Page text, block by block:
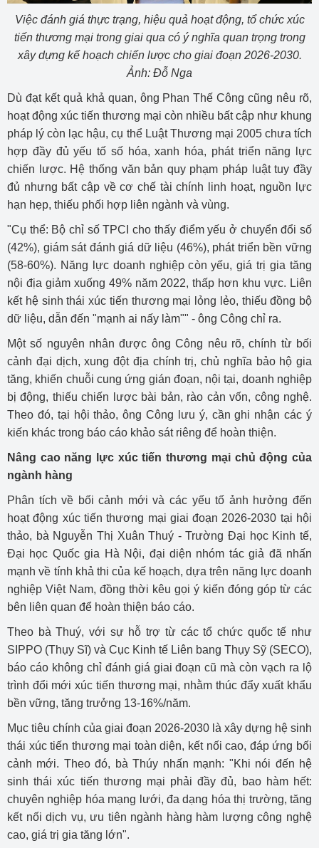
Việc đánh giá thực trạng, hiệu quả hoạt động, tổ chức xúc
tiến thương mại trong giai qua có ý nghĩa quan trọng trong
xây dựng kế hoạch chiến lược cho giai đoạn 2026-2030.
Ảnh: Đỗ Nga
Dù đạt kết quả khả quan, ông Phan Thế Công cũng nêu rõ,
hoạt động xúc tiến thương mại còn nhiều bất cập như khung
pháp lý còn lạc hậu, cụ thể Luật Thương mại 2005 chưa tích
hợp đầy đủ yếu tố số hóa, xanh hóa, phát triển năng lực
chiến lược. Hệ thống văn bản quy phạm pháp luật tuy đầy
đủ nhưng bất cập về cơ chế tài chính linh hoạt, nguồn lực
hạn hẹp, thiếu phối hợp liên ngành và vùng.
"Cụ thể: Bộ chỉ số TPCI cho thấy điểm yếu ở chuyển đổi số
(42%), giám sát đánh giá dữ liệu (46%), phát triển bền vững
(58-60%). Năng lực doanh nghiệp còn yếu, giá trị gia tăng
nội địa giảm xuống 49% năm 2022, thấp hơn khu vực. Liên
kết hệ sinh thái xúc tiến thương mại lỏng lẻo, thiếu đồng bộ
dữ liệu, dẫn đến "mạnh ai nấy làm"" - ông Công chỉ ra.
Một số nguyên nhân được ông Công nêu rõ, chính từ bối
cảnh đại dịch, xung đột địa chính trị, chủ nghĩa bảo hộ gia
tăng, khiến chuỗi cung ứng gián đoạn, nội tại, doanh nghiệp
bị động, thiếu chiến lược bài bản, rào cản vốn, công nghệ.
Theo đó, tại hội thảo, ông Công lưu ý, cần ghi nhận các ý
kiến khác trong báo cáo khảo sát riêng để hoàn thiện.
Nâng cao năng lực xúc tiến thương mại chủ động của
ngành hàng
Phân tích về bối cảnh mới và các yếu tố ảnh hưởng đến
hoạt động xúc tiến thương mại giai đoạn 2026-2030 tại hội
thảo, bà Nguyễn Thị Xuân Thuý - Trường Đại học Kinh tế,
Đại học Quốc gia Hà Nội, đại diện nhóm tác giả đã nhấn
mạnh về tính khả thi của kế hoạch, dựa trên năng lực doanh
nghiệp Việt Nam, đồng thời kêu gọi ý kiến đóng góp từ các
bên liên quan để hoàn thiện báo cáo.
Theo bà Thuý, với sự hỗ trợ từ các tổ chức quốc tế như
SIPPO (Thụy Sĩ) và Cục Kinh tế Liên bang Thụy Sỹ (SECO),
báo cáo không chỉ đánh giá giai đoạn cũ mà còn vạch ra lộ
trình đổi mới xúc tiến thương mại, nhằm thúc đẩy xuất khẩu
bền vững, tăng trưởng 13-16%/năm.
Mục tiêu chính của giai đoạn 2026-2030 là xây dựng hệ sinh
thái xúc tiến thương mại toàn diện, kết nối cao, đáp ứng bối
cảnh mới. Theo đó, bà Thúy nhấn mạnh: "Khi nói đến hệ
sinh thái xúc tiến thương mại phải đầy đủ, bao hàm hết:
chuyên nghiệp hóa mạng lưới, đa dạng hóa thị trường, tăng
kết nối dịch vụ, ưu tiên ngành hàng hàm lượng công nghệ
cao, giá trị gia tăng lớn".